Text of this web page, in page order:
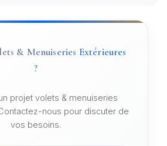
& Menuiseries Extérieures
?
projet volets & menuiseries
nous pour discuter de
vos besoins.